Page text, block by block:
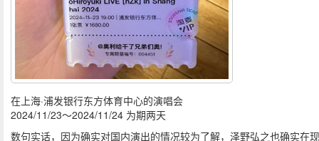
在上海·浦发银行东方体育中心的演唱会
2024/11/23～2024/11/24 为期两天
数句实话，因为确实对国内演出的情况较为了解，泽野弘之也确实在